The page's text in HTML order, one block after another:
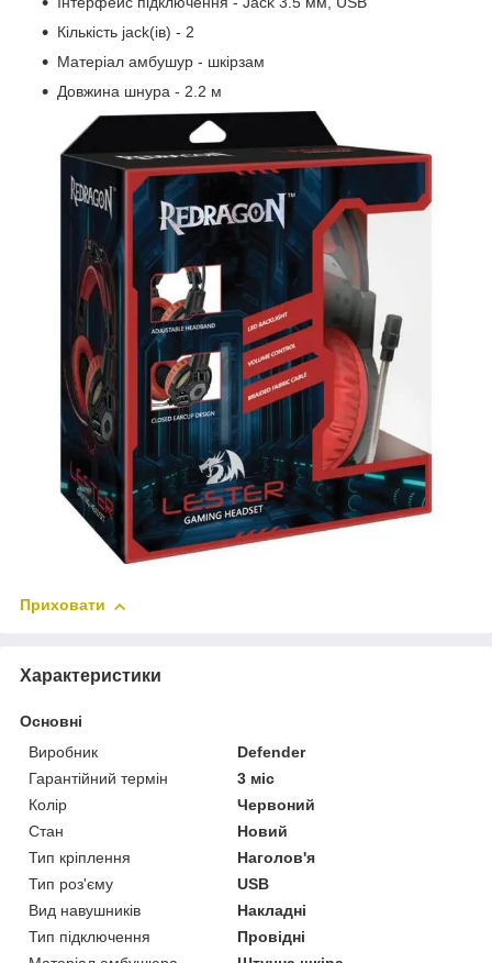
Кількість jack(ів) - 2
Матеріал амбушур - шкірзам
Довжина шнура - 2.2 м
Приховати
Характеристики
Основні
Виробник
Defender
Гарантійний термін
3 міс
Колір
Червоний
Стан
Новий
Тип кріплення
Наголов'я
Тип роз'єму
USB
Вид навушників
Накладні
Тип підключення
Провідні